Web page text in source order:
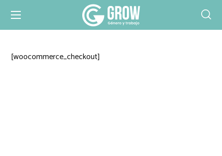
[woocommerce_checkout]